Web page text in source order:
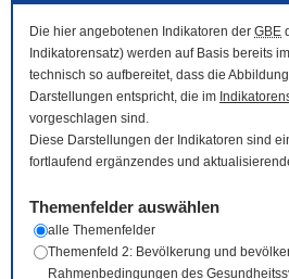
Die hier angebotenen Indikatoren der GBE
Indikatorensatz) werden auf Basis bereits im
technisch so aufbereitet, dass die
Darstellungen entspricht, die im
vorgeschlagen sind.
Diese Darstellungen der Indikatoren sind
fortlaufend ergänzendes und
Themenfelder auswählen
alle Themenfelder
Themenfeld 2: Bevölkerung und
Rahmenbedingungen des